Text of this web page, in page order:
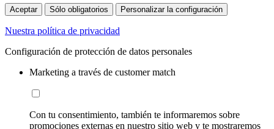
Aceptar Sólo obligatorios Personalizar la configuración
Nuestra política de privacidad
Configuración de protección de datos personales
Marketing a través de customer match
Con tu consentimiento, también te informaremos sobre
promociones externas en nuestro sitio web y te mostraremos